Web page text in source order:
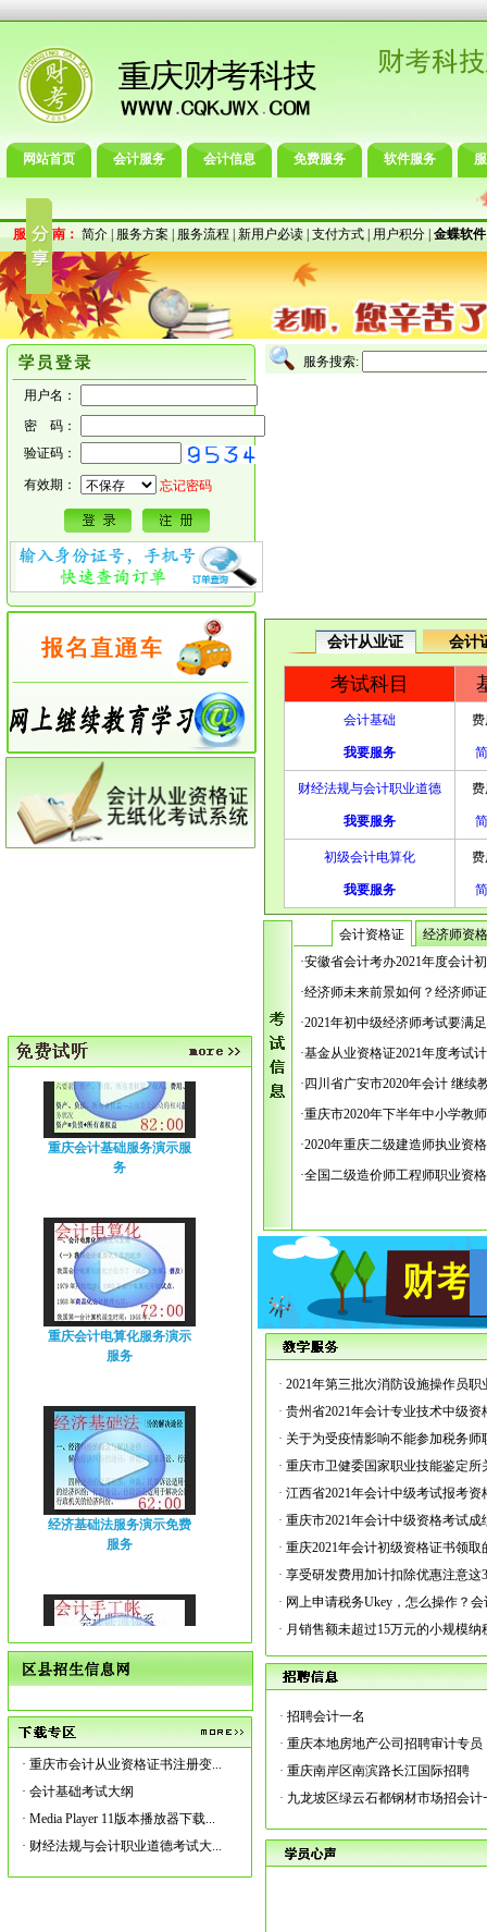
网站首页 会计服务 会计信息 免费服务 软件服务
服务指南： 简介|服务方案|服务流程|新用户必读|支付方式|用户积分|金蝶软件
用户名：
密 码：
验证码：
有效期： 忘记密码
服务搜索:
会计从业证 会计
考试科目
会计基础
我要服务
财经法规与会计职业道德
我要服务
初级会计电算化
我要服务
重庆会计基础服务演示服
务
重庆会计电算化服务演示
服务
经济基础法服务演示免费
服务
服务
· 重庆市会计从业资格证书注册变...
· 会计基础考试大纲
· Media Player 11版本播放器下载...
· 财经法规与会计职业道德考试大...
会计资格证
经济师资
·安徽省会计考办2021年度会计
·经济师未来前景如何？经济师
·2021年初中级经济师考试要满
·基金从业资格证2021年度考试
·四川省广安市2020年会计 继续
·重庆市2020年下半年中小学教
·2020年重庆二级建造师执业资
·全国二级造价师工程师职业资
· 2021年第三批次消防设施操作员职
· 贵州省2021年会计专业技术中级资
· 关于为受疫情影响不能参加税务师
· 重庆市卫健委国家职业技能鉴定所
· 江西省2021年会计中级考试报考资
· 重庆市2021年会计中级资格考试成
· 重庆2021年会计初级资格证书领取
· 享受研发费用加计扣除优惠注意这
· 网上申请税务Ukey，怎么操作？
· 月销售额未超过15万元的小规模纳
· 招聘会计一名
· 重庆本地房地产公司招聘审计专员
· 重庆南岸区南滨路长江国际招聘
· 九龙坡区绿云石都钢材市场招会计
重庆 游客：财务费用借贷方都有，月末
怎样结转呢